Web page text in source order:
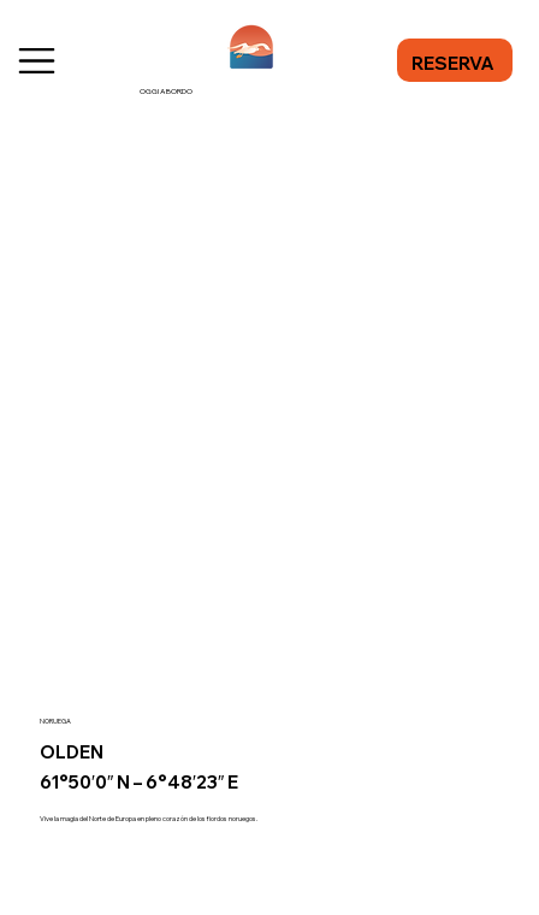
RESERVA
OGGI A BORDO
NORUEGA
OLDEN
61°50′0″ N – 6°48′23″ E
Vive la magia del Norte de Europa en pleno corazón de los fiordos noruegos.